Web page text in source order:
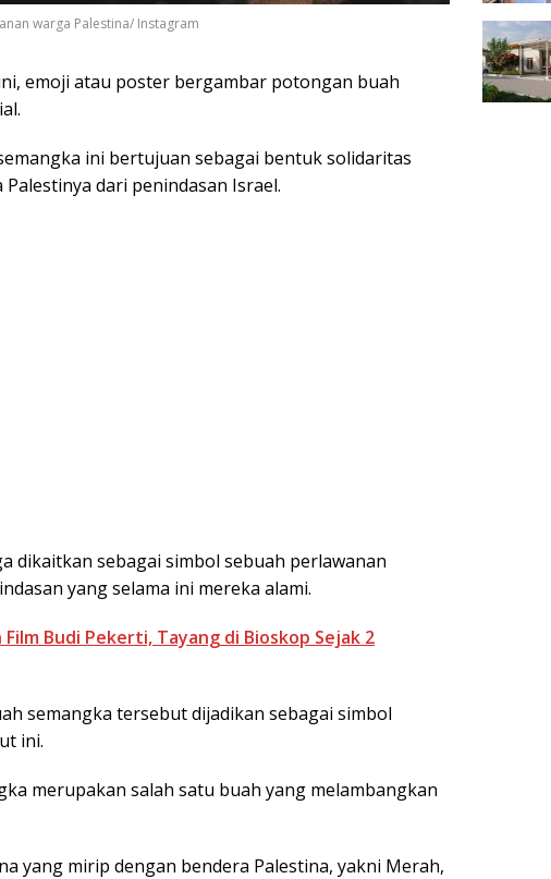
warga Palestina/ Instagram
emoji atau poster bergambar potongan buah
ini bertujuan sebagai bentuk solidaritas
dari penindasan Israel.
dikaitkan sebagai simbol sebuah perlawanan
yang selama ini mereka alami.
Budi Pekerti, Tayang di Bioskop Sejak 2
semangka tersebut dijadikan sebagai simbol
ini.
merupakan salah satu buah yang melambangkan
yang mirip dengan bendera Palestina, yakni Merah,